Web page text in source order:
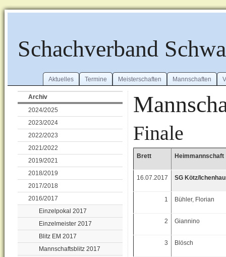
Schachverband
Aktuelles Termine Meisterschaften Mannschaften
Archiv
2024/2025
2023/2024
2022/2023
2021/2022
2019/2021
2018/2019
2017/2018
2016/2017
Einzelpokal 2017
Einzelmeister 2017
Blitz EM 2017
Mannschaftsblitz 2017
Finale
Brett Heimmannschaft
16.07.2017 SG Kötz/
1 Bühler, Florian
2 Giannino
3 Blösch